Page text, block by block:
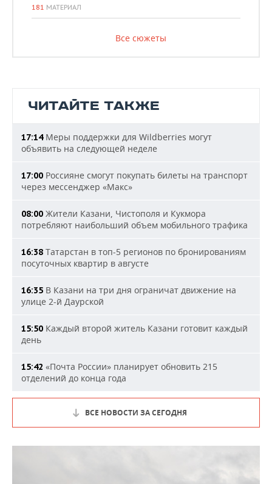
181 МАТЕРИАЛ
Все сюжеты
ЧИТАЙТЕ ТАКЖЕ
17:14Меры поддержки для Wildberries могут
объявить на следующей неделе
17:00 Россияне смогут покупать билеты на транспорт
через мессенджер «Макс»
08:00 Жители Казани, Чистополя и Кукмора
потребляют наибольший объем мобильного трафика
16:38 Татарстан в топ-5 регионов по бронированиям
посуточных квартир в августе
16:35 В Казани на три дня ограничат движение на
улице 2-й Даурской
15:50 Каждый второй житель Казани готовит каждый
день
15:42 «Почта России» планирует обновить 215
отделений до конца года
ВСЕ НОВОСТИ ЗА СЕГОДНЯ